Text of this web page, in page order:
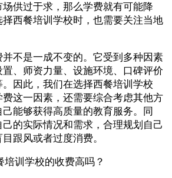
供过于求，那么学费就有可能降
西餐培训学校时，也需要关注当地
不是一成不变的。它受到多种因素
、师资力量、设施环境、口碑评价
因此，我们在选择西餐培训学校
这一因素，还需要综合考虑其他方
能够获得高质量的教育服务。同
的实际情况和需求，合理规划自己
跟风或者过度消费。